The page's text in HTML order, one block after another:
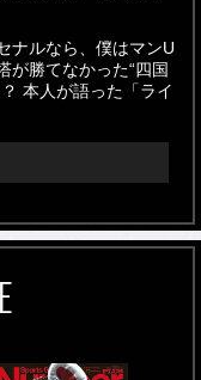
ナルなら、僕はマンU
勝てなかった“四国
本人が語った「ライ